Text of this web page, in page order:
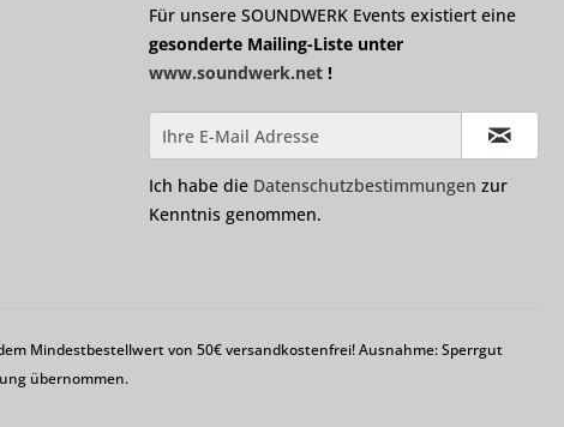
Für unsere SOUNDWERK Events existiert eine
gesonderte Mailing-Liste unter
www.soundwerk.net !
Ich habe die Datenschutzbestimmungen zur
Kenntnis genommen.
Mindestbestellwert von 50€ versandkostenfrei! Ausnahme: Sperrgut
übernommen.